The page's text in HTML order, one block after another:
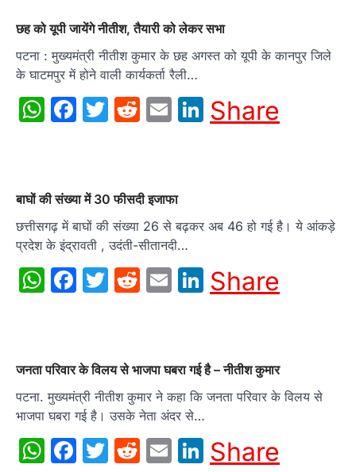
छह को यूपी जायेंगे नीतीश, तैयारी को लेकर सभा
पटना : मुख्यमंत्री नीतीश कुमार के छह अगस्त को यूपी के कानपुर जिले
के घाटमपुर में होने वाली कार्यकर्ता रैली…
WhatsApp
Facebook
Twitter
Reddit
EmailLinkedIn
Share
बाघों की संख्या में 30 फीसदी इजाफा
छत्तीसगढ़ में बाघों की संख्या 26 से बढ़कर अब 46 हो गई है। ये आंकड़े
प्रदेश के इंद्रावती , उदंती-सीतानदी…
WhatsApp
Facebook
Twitter
Reddit
EmailLinkedIn
Share
जनता परिवार के विलय से भाजपा घबरा गई है – नीतीश कुमार
पटना. मुख्यमंत्री नीतीश कुमार ने कहा कि जनता परिवार के विलय से
भाजपा घबरा गई है। उसके नेता अंदर से…
WhatsApp
Facebook
Twitter
Reddit
EmailLinkedIn
Share